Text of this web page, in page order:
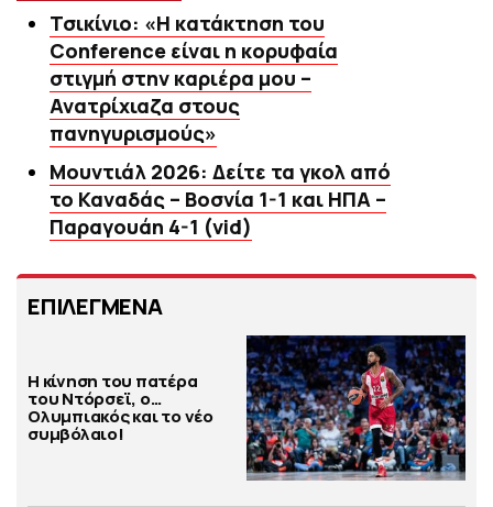
Τσικίνιο: «Η κατάκτηση του
Conference είναι η κορυφαία
στιγμή στην καριέρα μου –
Ανατρίχιαζα στους
πανηγυρισμούς»
Μουντιάλ 2026: Δείτε τα γκολ από
το Καναδάς – Βοσνία 1-1 και ΗΠΑ –
Παραγουάη 4-1 (vid)
ΕΠΙΛΕΓΜΕΝΑ
Η κίνηση του πατέρα
του Ντόρσεϊ, ο…
Ολυμπιακός και το νέο
συμβόλαιο!